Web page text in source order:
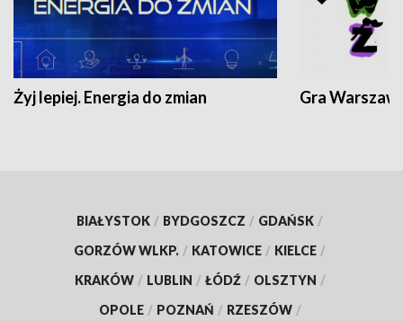
Żyj lepiej. Energia do zmian Gra
BIAŁYSTOK / BYDGOSZCZ / GDAŃSK /
GORZÓW WLKP. / KATOWICE / KIELCE /
KRAKÓW / LUBLIN / ŁÓDŹ / OLSZTYN /
OPOLE / POZNAŃ / RZESZÓW /